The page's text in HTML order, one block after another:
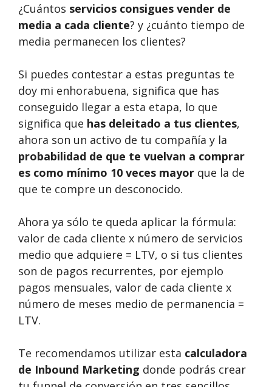
¿Cuántos servicios consigues vender de
media a cada cliente? y ¿cuánto tiempo de
media permanecen los clientes?
Si puedes contestar a estas preguntas te
doy mi enhorabuena, significa que has
conseguido llegar a esta etapa, lo que
significa que has deleitado a tus clientes,
ahora son un activo de tu compañía y la
probabilidad de que te vuelvan a comprar
es como mínimo 10 veces mayor que la de
que te compre un desconocido.
Ahora ya sólo te queda aplicar la fórmula:
valor de cada cliente x número de servicios
medio que adquiere = LTV, o si tus clientes
son de pagos recurrentes, por ejemplo
pagos mensuales, valor de cada cliente x
número de meses medio de permanencia =
LTV.
Te recomendamos utilizar esta calculadora
de Inbound Marketing donde podrás crear